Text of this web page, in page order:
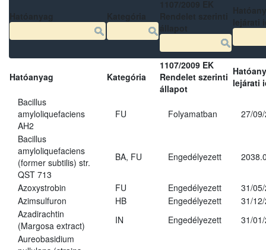
Hatóanyag Kategória
1107/2009 EK
Rendelet szerinti
állapot
lejárati
Bacillus
amyloliquefaciens
AH2
FU Folyamatban 27/
Bacillus
amyloliquefaciens
(former subtilis) str.
QST 713
BA, FU Engedélyezett
Azoxystrobin FU Engedélyezett
31/
Azimsulfuron
HB Engedélyezett
31/
Azadirachtin
(Margosa extract)
IN Engedélyezett
31/
Aureobasidium